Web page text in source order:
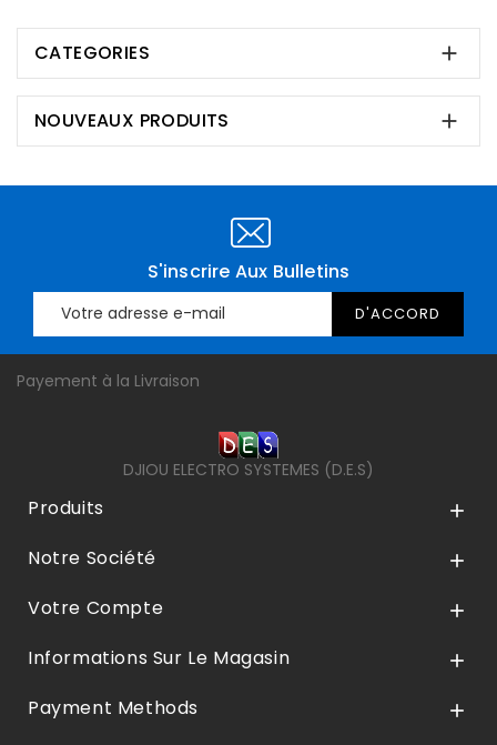
CATEGORIES 
NOUVEAUX PRODUITS 
S'inscrire Aux Bulletins
Payement à la Livraison
DJIOU ELECTRO SYSTEMES (D.E.S)
Produits 
Notre Société 
Votre Compte 
Informations Sur Le Magasin 
Payment Methods 